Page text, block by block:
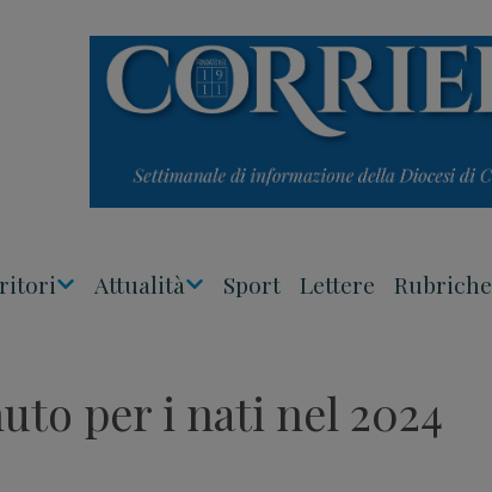
Attualità Sport Lettere Rubriche
per i nati nel 2024